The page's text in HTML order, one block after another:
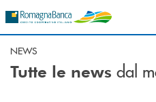
NEWS
Tutte le news dal